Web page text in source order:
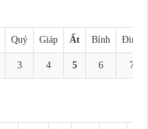
Quý Giáp Ất Bính Đinh
3 4 5 6 7